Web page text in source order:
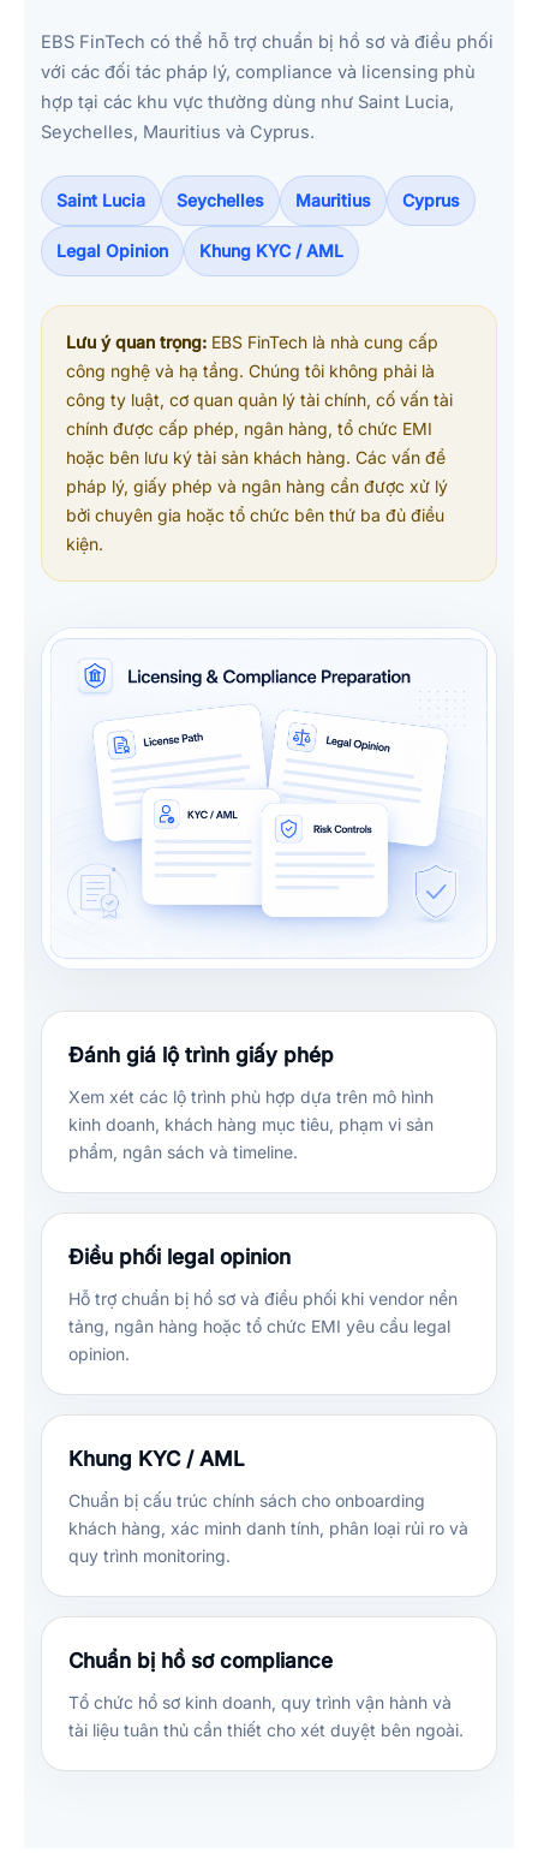
EBS FinTech có thể hỗ trợ chuẩn bị hồ sơ và điều phối
với các đối tác pháp lý, compliance và licensing phù
hợp tại các khu vực thường dùng như Saint Lucia,
Seychelles, Mauritius và Cyprus.
Saint Lucia Seychelles Mauritius Cyprus
Legal Opinion Khung KYC / AML
Lưu ý quan trọng: EBS FinTech là nhà cung cấp
công nghệ và hạ tầng. Chúng tôi không phải là
công ty luật, cơ quan quản lý tài chính, cố vấn tài
chính được cấp phép, ngân hàng, tổ chức EMI
hoặc bên lưu ký tài sản khách hàng. Các vấn đề
pháp lý, giấy phép và ngân hàng cần được xử lý
bởi chuyên gia hoặc tổ chức bên thứ ba đủ điều
kiện.
Đánh giá lộ trình giấy phép
Xem xét các lộ trình phù hợp dựa trên mô hình
kinh doanh, khách hàng mục tiêu, phạm vi sản
phẩm, ngân sách và timeline.
Điều phối legal opinion
Hỗ trợ chuẩn bị hồ sơ và điều phối khi vendor nền
tảng, ngân hàng hoặc tổ chức EMI yêu cầu legal
opinion.
Khung KYC / AML
Chuẩn bị cấu trúc chính sách cho onboarding
khách hàng, xác minh danh tính, phân loại rủi ro và
quy trình monitoring.
Chuẩn bị hồ sơ compliance
Tổ chức hồ sơ kinh doanh, quy trình vận hành và
tài liệu tuân thủ cần thiết cho xét duyệt bên ngoài.